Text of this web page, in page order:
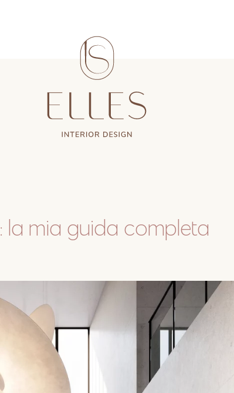
la mia guida completa